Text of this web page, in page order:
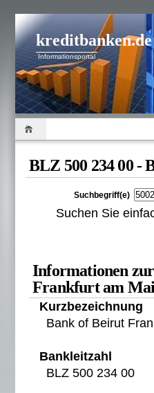
kreditbanken.de
Informationsportal
BLZ 500 234 00 -
Suchbegriff(e)
Suchen Sie
Informationen
Frankfurt am
Kurzbezeichnung
Bank of Beirut
Bankleitzahl
BLZ 500 234 00